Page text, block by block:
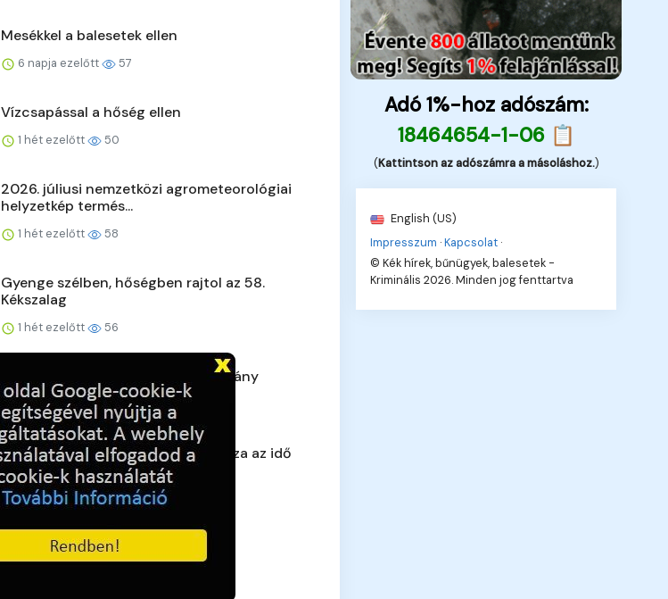
Mesékkel a balesetek ellen
6 napja ezelőtt 57
Vízcsapással a hőség ellen
1 hét ezelőtt 50
2026. júliusi nemzetközi agrometeorológiai
helyzetkép termés...
1 hét ezelőtt 58
Gyenge szélben, hőségben rajtol az 58.
Kékszalag
1 hét ezelőtt 56
Zsaruk a körzetből: Borsodi tanulmány
1 hét ezelőtt
A szárazság mellett hőség is fokozza az idő
előtti növényszá...
1 hét ezelőtt 64
Hajnali életmentés a Dunán
Adó 1%-hoz adószám:
18464654-1-06 📋
(Kattintson az adószámra a másoláshoz.)
English (US)
Impresszum ·Kapcsolat ·
© Kék hírek, bűnügyek, balesetek -
Kriminális 2026. Minden jog fenttartva